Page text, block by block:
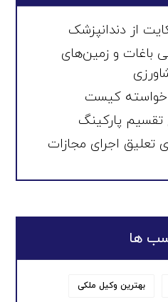
از دندانپزشک
باغات و زمین‌های
خواسته کیست
پارکینگ
تعلیق اجرای مجازات
ها
بهترین وکیل ملکی